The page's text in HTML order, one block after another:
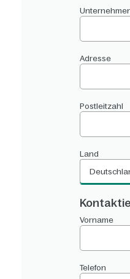
Adresse
Postleitzahl
Land
Vorname
Telefon